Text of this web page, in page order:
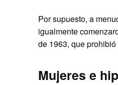
Por supuesto, a
igualmente
de 1963, que
Mujeres e